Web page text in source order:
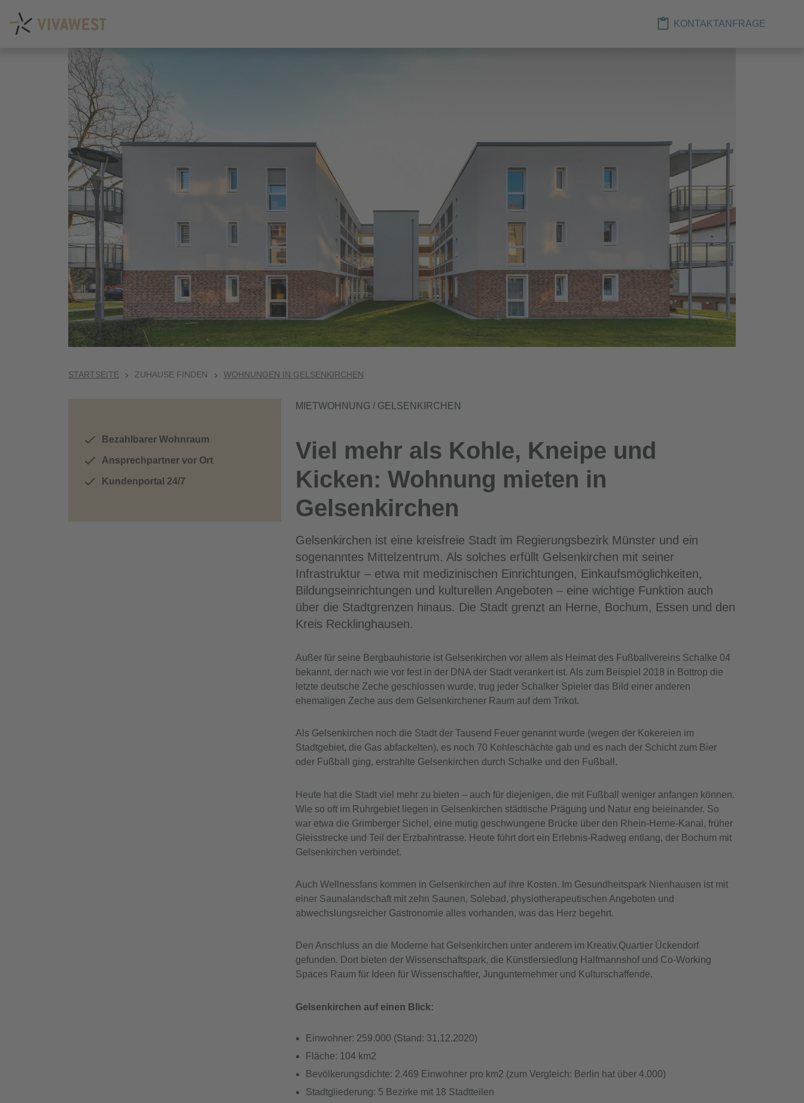
KONTAKTANFRAGE
STARTSEITE ZUHAUSE FINDEN WOHNUNGEN IN GELSENKIRCHEN
Bezahlbarer Wohnraum
Ansprechpartner vor Ort
Kundenportal 24/7
MIETWOHNUNG / GELSENKIRCHEN
Viel mehr als Kohle, Kneipe und
Kicken: Wohnung mieten in
Gelsenkirchen
Gelsenkirchen ist eine kreisfreie Stadt im Regierungsbezirk Münster und ein
sogenanntes Mittelzentrum. Als solches erfüllt Gelsenkirchen mit seiner
Infrastruktur – etwa mit medizinischen Einrichtungen, Einkaufsmöglichkeiten,
Bildungseinrichtungen und kulturellen Angeboten – eine wichtige Funktion auch
über die Stadtgrenzen hinaus. Die Stadt grenzt an Herne, Bochum, Essen und den
Kreis Recklinghausen.
Außer für seine Bergbauhistorie ist Gelsenkirchen vor allem als Heimat des Fußballvereins Schalke 04
bekannt, der nach wie vor fest in der DNA der Stadt verankert ist. Als zum Beispiel 2018 in Bottrop die
letzte deutsche Zeche geschlossen wurde, trug jeder Schalker Spieler das Bild einer anderen
ehemaligen Zeche aus dem Gelsenkirchener Raum auf dem Trikot.
Als Gelsenkirchen noch die Stadt der Tausend Feuer genannt wurde (wegen der Kokereien im
Stadtgebiet, die Gas abfackelten), es noch 70 Kohleschächte gab und es nach der Schicht zum Bier
oder Fußball ging, erstrahlte Gelsenkirchen durch Schalke und den Fußball.
Heute hat die Stadt viel mehr zu bieten – auch für diejenigen, die mit Fußball weniger anfangen können.
Wie so oft im Ruhrgebiet liegen in Gelsenkirchen städtische Prägung und Natur eng beieinander. So
war etwa die Grimberger Sichel, eine mutig geschwungene Brücke über den Rhein-Herne-Kanal, früher
Gleisstrecke und Teil der Erzbahntrasse. Heute führt dort ein Erlebnis-Radweg entlang, der Bochum mit
Gelsenkirchen verbindet.
Auch Wellnessfans kommen in Gelsenkirchen auf ihre Kosten. Im Gesundheitspark Nienhausen ist mit
einer Saunalandschaft mit zehn Saunen, Solebad, physiotherapeutischen Angeboten und
abwechslungsreicher Gastronomie alles vorhanden, was das Herz begehrt.
Den Anschluss an die Moderne hat Gelsenkirchen unter anderem im Kreativ.Quartier Ückendorf
gefunden. Dort bieten der Wissenschaftspark, die Künstlersiedlung Halfmannshof und Co-Working
Spaces Raum für Ideen für Wissenschaftler, Jungunternehmer und Kulturschaffende.
Gelsenkirchen auf einen Blick:
Einwohner: 259.000 (Stand: 31.12.2020)
Fläche: 104 km2
Bevölkerungsdichte: 2.469 Einwohner pro km2 (zum Vergleich: Berlin hat über 4.000)
Stadtgliederung: 5 Bezirke mit 18 Stadtteilen